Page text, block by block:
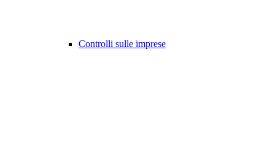
Controlli sulle imprese